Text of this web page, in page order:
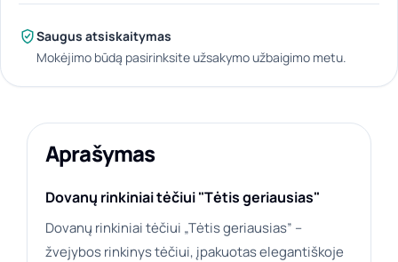
Saugus atsiskaitymas
Mokėjimo būdą pasirinksite užsakymo užbaigimo metu.
Aprašymas
Dovanų rinkiniai tėčiui "Tėtis geriausias"
Dovanų rinkiniai tėčiui „Tėtis geriausias” –
žvejybos rinkinys tėčiui, įpakuotas elegantiškoje